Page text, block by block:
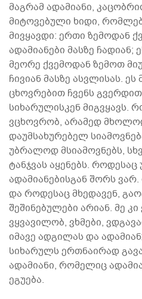
მაგრამ ადამიანი,
მიტოვებული ხიდი,
მივყავდი: ერთი ზემოდან
ადამიანები მასზე ჩადიან;
მეორე ქვემოდან ზემოთ
ჩივიან მასზე ასვლისას. ეს
ცხოვრებით ჩვენს
სიხარულისკენ მიგვყავს.
ვცხოვრობ, არამედ
დაუმსახურებელ
უბრალოდ მსიამოვნებს,
ტანჯვას აყენებს.
ადამიანებისგან შორს
და როდესაც მხედავენ,
შეშინებულები არიან. მე
ვყვავილობ, ვხმები,
იმავე ადგილას და
სიხარულს ერთნაირად
ადამიანი, რომელიც
ეგუება.